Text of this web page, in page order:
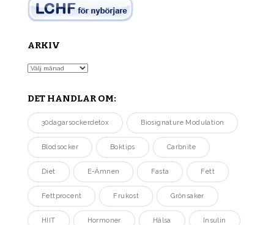
ARKIV
Arkiv
DET HANDLAR OM:
30dagarsockerdetox Biosignature Modulation
Blodsocker Boktips Carbnite
Diet E-Ämnen Fasta Fett
Fettprocent Frukost Grönsaker
HIIT Hormoner Hälsa Insulin